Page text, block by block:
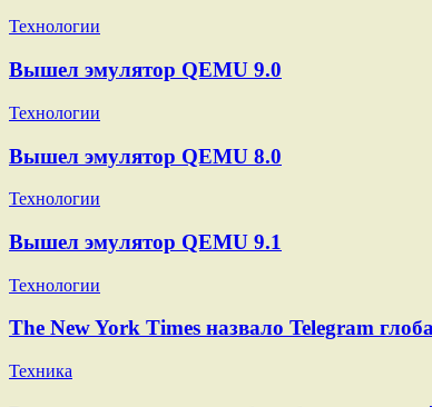
Технологии
Вышел эмулятор QEMU 9.0
Технологии
Вышел эмулятор QEMU 8.0
Технологии
Вышел эмулятор QEMU 9.1
Технологии
The New York Times назвало Telegram
Техника